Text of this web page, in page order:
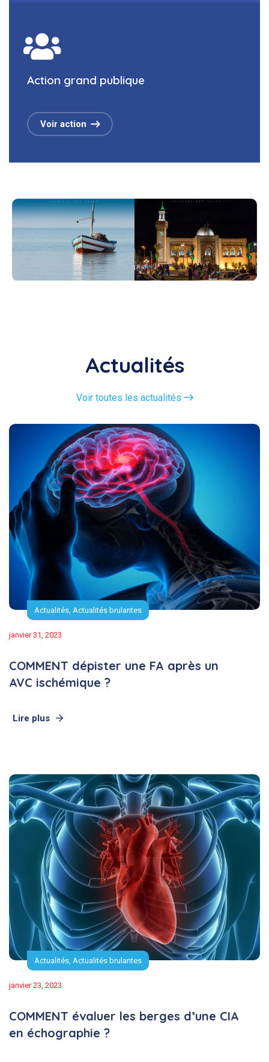
Action grand publique
Voir action
Actualités
Voir toutes les actualités
Actualités Actualités brulantes
janvier 31, 2023
COMMENT dépister une FA après un
AVC ischémique ?
Lire plus
Actualités Actualités brulantes
janvier 23, 2023
COMMENT évaluer les berges d’une CIA
en échographie ?